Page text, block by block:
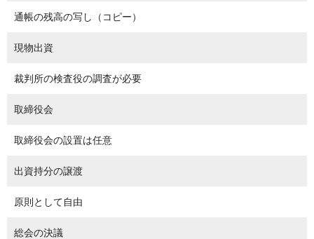
通帳の残高の写し（コピー）
現物出資
裁判所の検査役の調査が必要
取締役会
取締役会の設置は任意
出資持分の譲渡
原則として自由
総会の決議